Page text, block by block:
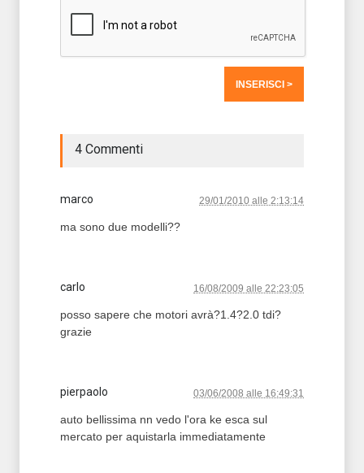
4 Commenti
marco 29/01/2010 alle 2:13:14
ma sono due modelli??
carlo 16/08/2009 alle 22:23:05
posso sapere che motori avrà?1.4?2.0 tdi?
grazie
pierpaolo 03/06/2008 alle 16:49:31
auto bellissima nn vedo l'ora ke esca sul
mercato per aquistarla immediatamente